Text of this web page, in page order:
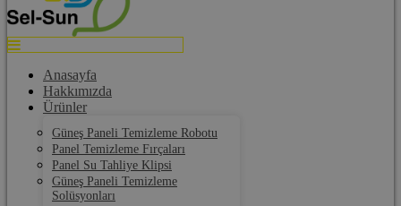
Anasayfa
Hakkımızda
Ürünler
Güneş Paneli Temizleme Robotu
Panel Temizleme Fırçaları
Panel Su Tahliye Klipsi
Güneş Paneli Temizleme
Solüsyonları